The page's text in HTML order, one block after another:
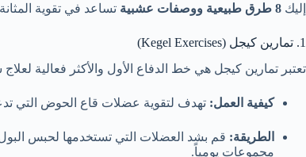
إليك 8 طرق طبيعية ووصفات عشبية تساعد في تقوية
1. تمارين كيجل (Kegel Exercises)
تعتبر تمارين كيجل هي خط الدفاع الأول والأكثر فعالية
كيفية العمل: تهدف لتقوية عضلات قاع الحوض التي
الطريقة:
مجموعات يومياً.